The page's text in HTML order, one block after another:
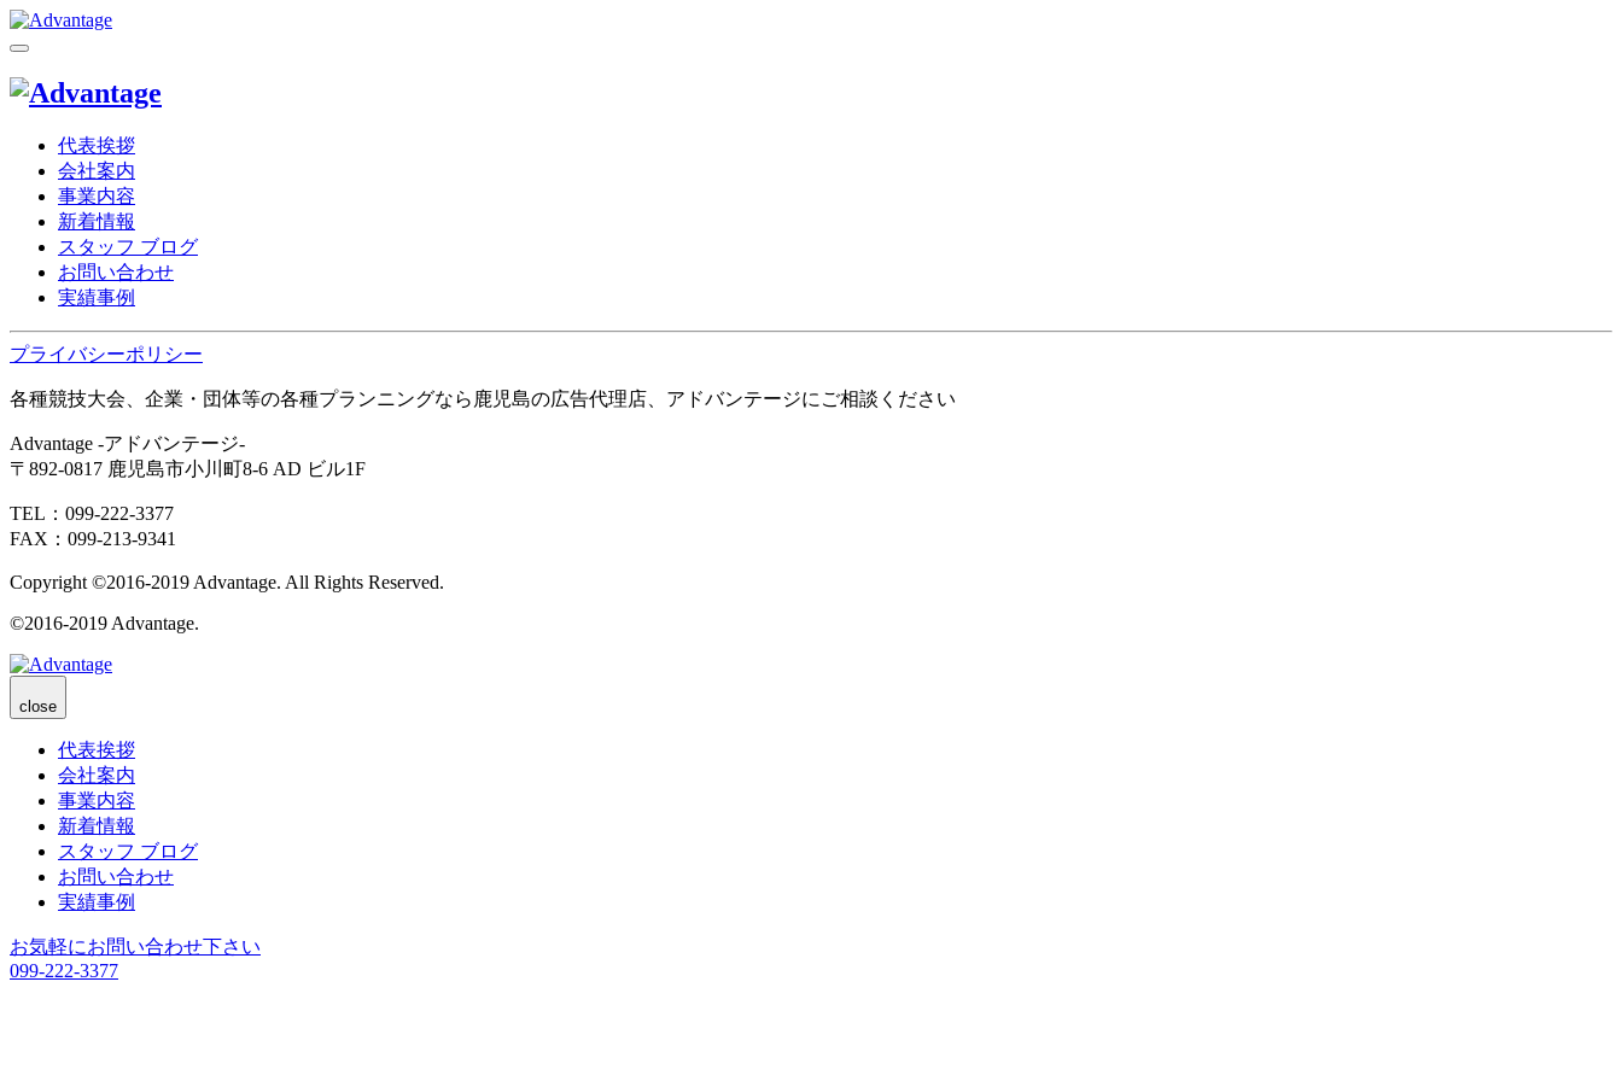
代表挨拶
会社案内
事業内容
新着情報
スタッフ ブログ
お問い合わせ
実績事例
プライバシーポリシー
各種競技大会、企業・団体等の各種プランニングなら鹿児島の広告代理店、アドバンテージにご相談ください
Advantage -アドバンテージ-
〒892-0817 鹿児島市小川町8-6 AD ビル1F
TEL：099-222-3377
FAX：099-213-9341
Copyright ©2016-2019 Advantage. All Rights Reserved.
©2016-2019 Advantage.
close
代表挨拶
会社案内
事業内容
新着情報
スタッフ ブログ
お問い合わせ
実績事例
お気軽にお問い合わせ下さい
099-222-3377